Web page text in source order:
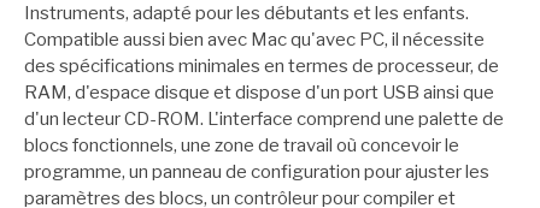
Instruments, adapté pour les débutants et les enfants.
Compatible aussi bien avec Mac qu'avec PC, il nécessite
des spécifications minimales en termes de processeur, de
RAM, d'espace disque et dispose d'un port USB ainsi que
d'un lecteur CD-ROM. L'interface comprend une palette de
blocs fonctionnels, une zone de travail où concevoir le
programme, un panneau de configuration pour ajuster les
paramètres des blocs, un contrôleur pour compiler et